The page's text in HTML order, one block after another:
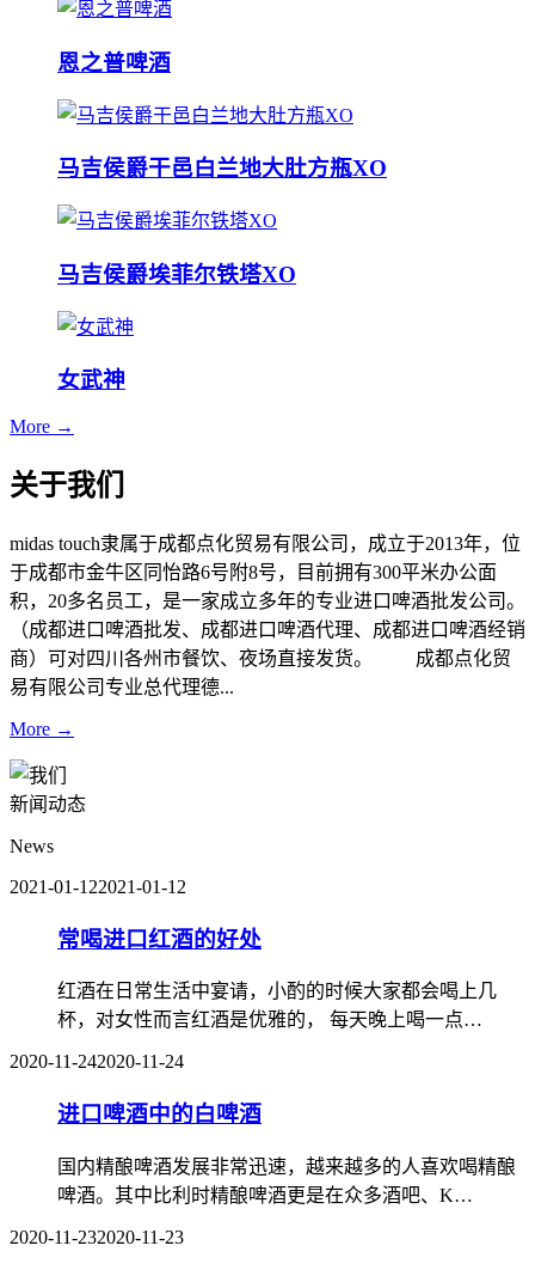
恩之普啤酒
马吉侯爵干邑白兰地大肚方瓶XO
马吉侯爵埃菲尔铁塔XO
女武神
More →
关于我们
midas touch隶属于成都点化贸易有限公司，成立于2013年，位
于成都市金牛区同怡路6号附8号，目前拥有300平米办公面
积，20多名员工，是一家成立多年的专业进口啤酒批发公司。
（成都进口啤酒批发、成都进口啤酒代理、成都进口啤酒经销
商）可对四川各州市餐饮、夜场直接发货。 成都点化贸
易有限公司专业总代理德...
More →
新闻动态
News
2021-01-122021-01-12
常喝进口红酒的好处
红酒在日常生活中宴请，小酌的时候大家都会喝上几
杯，对女性而言红酒是优雅的， 每天晚上喝一点…
2020-11-242020-11-24
进口啤酒中的白啤酒
国内精酿啤酒发展非常迅速，越来越多的人喜欢喝精酿
啤酒。其中比利时精酿啤酒更是在众多酒吧、K…
2020-11-232020-11-23